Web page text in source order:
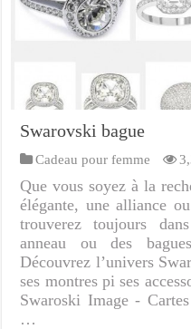
Swarovski bague
Cadeau pour femme
Que vous soyez à la
élégante, une alliance
trouverez toujours
anneau ou des
Découvrez l’univers
ses montres pi ses
Swaroski Image -
…